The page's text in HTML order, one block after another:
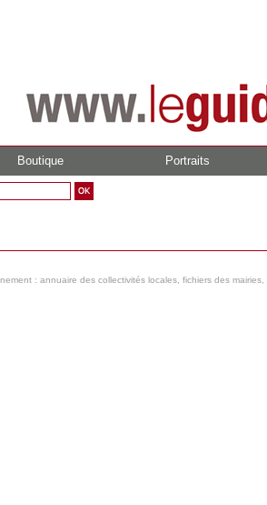
Boutique Portraits
: annuaire des collectivités locales, fichiers des